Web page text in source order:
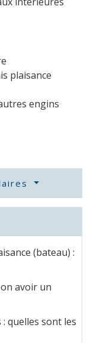
plaisance
engins
(bateau) :
avoir un
quelles sont les